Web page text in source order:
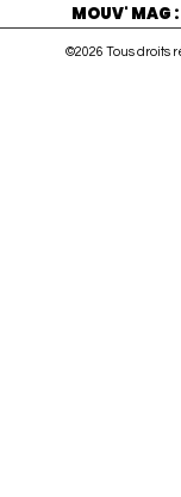
MOUV' MAG :
©2026 Tous droits